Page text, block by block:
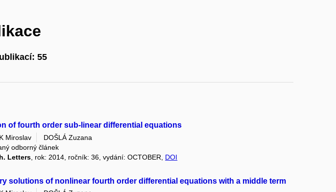
55
of fourth order sub-linear differential equations
Miroslav
DOŠLÁ Zuzana
odborný článek
Letters , rok: 2014, ročník: 36, vydání: OCTOBER, DOI
solutions of nonlinear fourth order differential equations with a middle term